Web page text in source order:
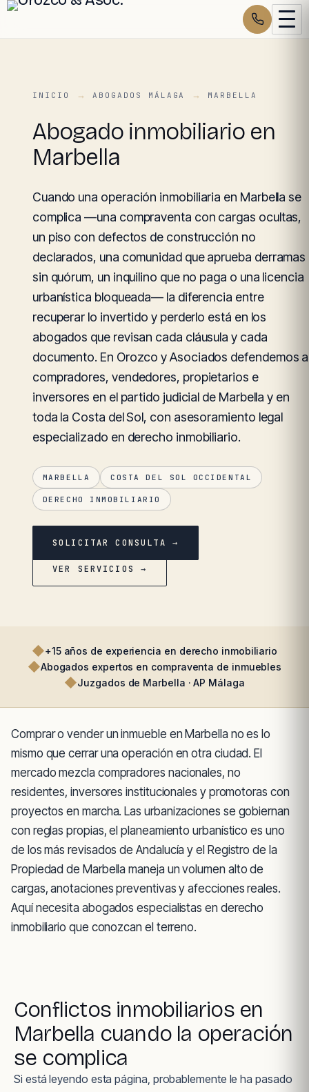
INICIO ABOGADOS MÁLAGA MARBELLA
Abogado inmobiliario en
Marbella
Cuando una operación inmobiliaria en Marbella se
complica —una compraventa con cargas ocultas,
un piso con defectos de construcción no
declarados, una comunidad que aprueba derramas
sin quórum, un inquilino que no paga o una licencia
urbanística bloqueada— la diferencia entre
recuperar lo invertido y perderlo está en los
abogados que revisan cada cláusula y cada
documento. En Orozco y Asociados defendemos a
compradores, vendedores, propietarios e
inversores en el partido judicial de Marbella y en
toda la Costa del Sol, con asesoramiento legal
especializado en derecho inmobiliario.
MARBELLA COSTA DEL SOL OCCIDENTAL
DERECHO INMOBILIARIO
SOLICITAR CONSULTA →
VER SERVICIOS →
◆+15 años de experiencia en derecho inmobiliario
◆Abogados expertos en compraventa de inmuebles
◆Juzgados de Marbella · AP Málaga
Comprar o vender un inmueble en Marbella no es lo
mismo que cerrar una operación en otra ciudad. El
mercado mezcla compradores nacionales, no
residentes, inversores institucionales y promotoras con
proyectos en marcha. Las urbanizaciones se gobiernan
con reglas propias, el planeamiento urbanístico es uno
de los más revisados de Andalucía y el Registro de la
Propiedad de Marbella maneja un volumen alto de
cargas, anotaciones preventivas y afecciones reales.
Aquí necesita abogados especialistas en derecho
inmobiliario que conozcan el terreno.
Conflictos inmobiliarios en
Marbella cuando la operación
se complica
Si está leyendo esta página, probablemente le ha pasado